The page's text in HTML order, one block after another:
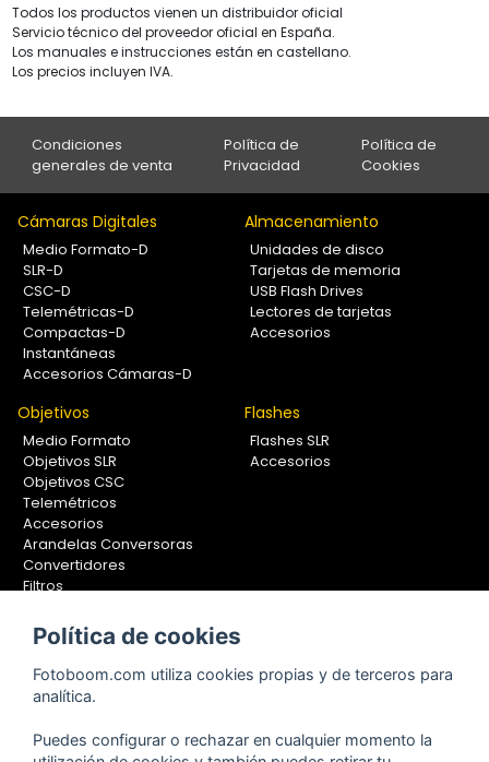
Todos los productos vienen un distribuidor oficial
Servicio técnico del proveedor oficial en España.
Los manuales e instrucciones están en castellano.
Los precios incluyen IVA.
Condiciones
generales de venta
Política de
Privacidad
Política de
Cookies
Cámaras Digitales
Medio Formato-D
SLR-D
CSC-D
Telemétricas-D
Compactas-D
Instantáneas
Accesorios Cámaras-D
Almacenamiento
Unidades de disco
Tarjetas de memoria
USB Flash Drives
Lectores de tarjetas
Accesorios
Objetivos
Medio Formato
Objetivos SLR
Objetivos CSC
Telemétricos
Accesorios
Arandelas Conversoras
Convertidores
Filtros
Calibradores
Flashes
Flashes SLR
Accesorios
Soportes Fotografía
Monopiés
Trípodes
Kit Completos
Política de cookies
Fotoboom.com utiliza cookies propias y de terceros para
analítica.
Puedes configurar o rechazar en cualquier momento la